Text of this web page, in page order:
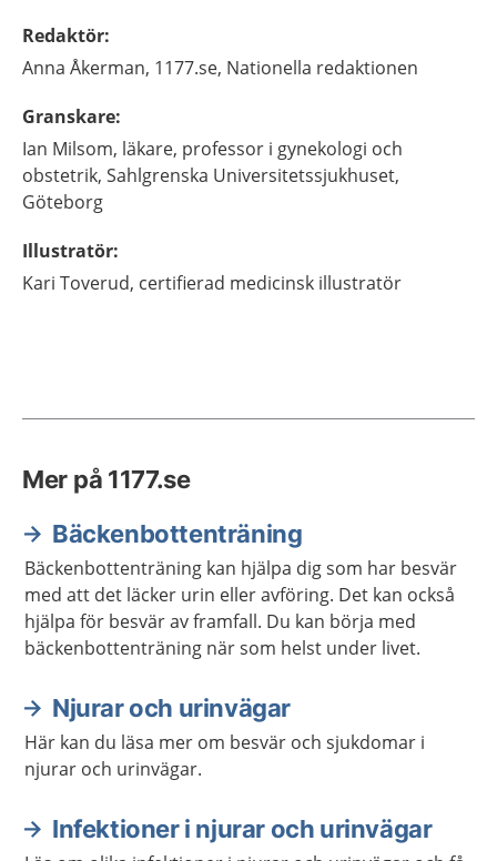
Redaktör:
Anna Åkerman, 1177.se, Nationella redaktionen
Granskare:
Ian Milsom, läkare, professor i gynekologi och
obstetrik, Sahlgrenska Universitetssjukhuset,
Göteborg
Illustratör:
Kari Toverud, certifierad medicinsk illustratör
Mer på 1177.se
Bäckenbottenträning
Bäckenbottenträning kan hjälpa dig som har besvär
med att det läcker urin eller avföring. Det kan också
hjälpa för besvär av framfall. Du kan börja med
bäckenbottenträning när som helst under livet.
Njurar och urinvägar
Här kan du läsa mer om besvär och sjukdomar i
njurar och urinvägar.
Infektioner i njurar och urinvägar